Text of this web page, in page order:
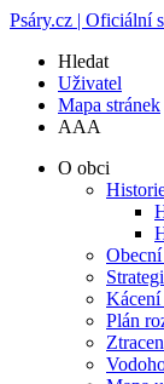
Psáry.cz | Oficiální
Hledat
Uživatel
Mapa stránek
AAA
O obci
Kácení
Plán